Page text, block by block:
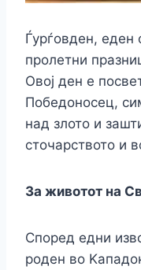
Ѓурѓовден, еден
пролетни
Овој ден е
Победоносец,
над злото и
сточарството и
За животот на
Според едни
роден во